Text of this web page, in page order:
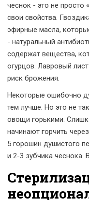
чеснок - это не просто
свои свойства.
эфирные масла,
- натуральный
содержат вещества,
огурцов. Лавровый
риск брожения.
Некоторые ошибочно
тем лучше. Но это не
овощи горькими.
начинают горчить
5 горошин душистого
и 2-3 зубчика чеснока.